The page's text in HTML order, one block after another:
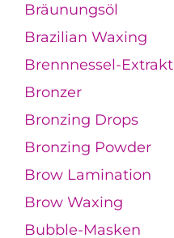
Bräunungsöl
Brazilian Waxing
Brennnessel-Extrakt
Bronzer
Bronzing Drops
Bronzing Powder
Brow Lamination
Brow Waxing
Bubble-Masken